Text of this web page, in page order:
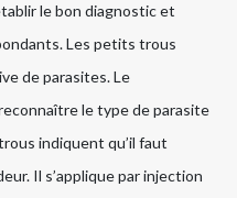
le bon diagnostic et
Les petits trous
de parasites. Le
le type de parasite
indiquent qu’il faut
Il s’applique par injection